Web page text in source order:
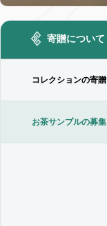
寄贈について
コレクションの寄贈
お茶サンプルの募集